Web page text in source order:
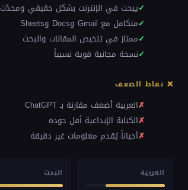
يبحث في الإنترنت بشكل حقيقي ومحدّث
متكامل مع Gmail وDocs وSheets
ممتاز في تلخيص المقالات والبحث
نسخة مجانية قوية نسبياً
❌ نقاط الضعف
العربية أضعف مقارنة بـ ChatGPT
الكتابة الإبداعية أقل جودة
أحياناً يُقدم معلومات غير دقيقة
العربية البحث